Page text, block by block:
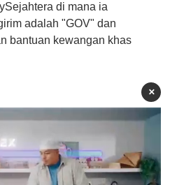
di mana ia
adalah "GOV" dan
bantuan kewangan khas
×